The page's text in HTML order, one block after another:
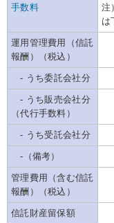
手数料
注
は
運用管理費用（信託
報酬）（税込）
- うち委託会社分
- うち販売会社分
（代行手数料）
- うち受託会社分
-（備考）
管理費用（含む信託
報酬）（税込）
信託財産留保額